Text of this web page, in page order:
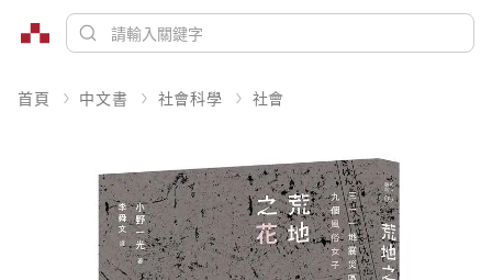
首頁 中文書 社會科學 社會